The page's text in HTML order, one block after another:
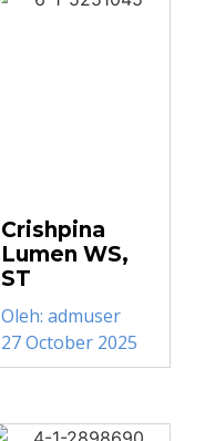
Crishpina
Lumen WS,
ST
Oleh: admuser
27 October 2025